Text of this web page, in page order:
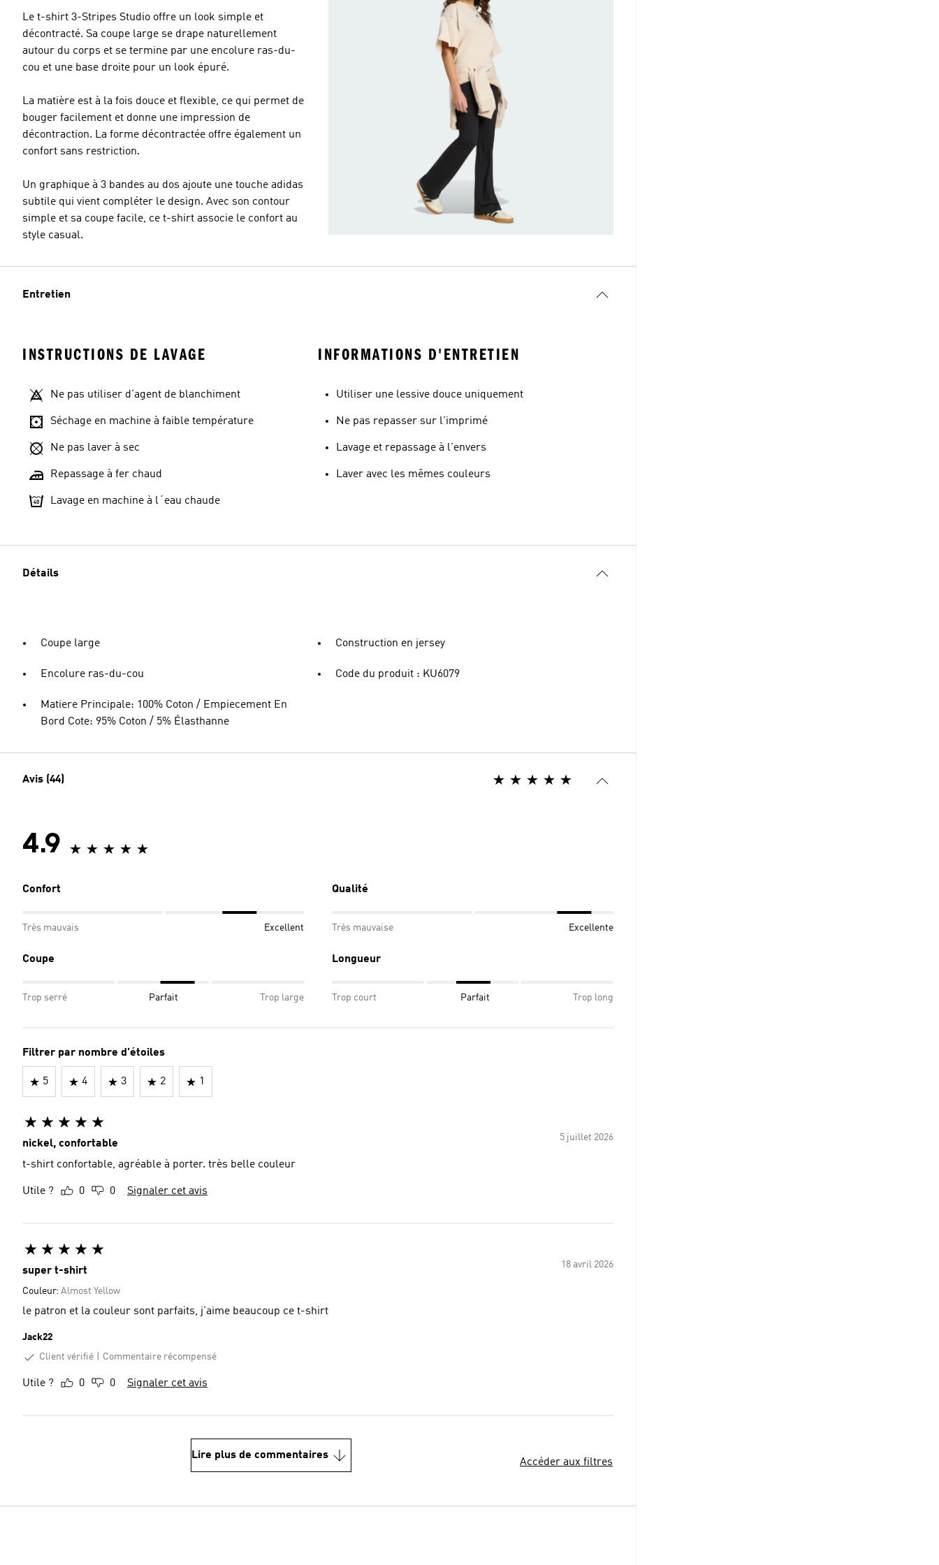
Le t-shirt 3-Stripes Studio offre un look simple et
décontracté. Sa coupe large se drape naturellement
autour du corps et se termine par une encolure ras-du-
cou et une base droite pour un look épuré.
La matière est à la fois douce et flexible, ce qui permet de
bouger facilement et donne une impression de
décontraction. La forme décontractée offre également un
confort sans restriction.
Un graphique à 3 bandes au dos ajoute une touche adidas
subtile qui vient compléter le design. Avec son contour
simple et sa coupe facile, ce t-shirt associe le confort au
style casual.
Entretien
INSTRUCTIONS DE LAVAGE
Ne pas utiliser d'agent de blanchiment
Séchage en machine à faible température
Ne pas laver à sec
Repassage à fer chaud
Lavage en machine à l´eau chaude
INFORMATIONS D'ENTRETIEN
Utiliser une lessive douce uniquement
Ne pas repasser sur l'imprimé
Lavage et repassage à l'envers
Laver avec les mêmes couleurs
Détails
Coupe large
Encolure ras-du-cou
Matiere Principale: 100% Coton / Empiecement En
Bord Cote: 95% Coton / 5% Élasthanne
Construction en jersey
Code du produit : KU6079
Avis (44)
4.9
Confort
Très mauvais Excellent
Qualité
Très mauvaise Excellente
Coupe
Trop serré Parfait Trop large
Longueur
Trop court Parfait Trop long
Filtrer par nombre d'étoiles
5 4 3 2 1
5 juillet 2026
nickel, confortable
t-shirt confortable, agréable à porter. très belle couleur
Utile ? 0 0 Signaler cet avis
18 avril 2026
super t-shirt
Couleur: Almost Yellow
le patron et la couleur sont parfaits, j'aime beaucoup ce t-shirt
Jack22
Client vérifié
Commentaire récompensé
Utile ? 0 0 Signaler cet avis
Lire plus de commentaires
Accéder aux filtres